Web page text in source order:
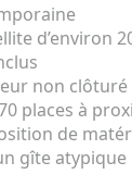
d’environ
non clôturé
places à
de
gîte